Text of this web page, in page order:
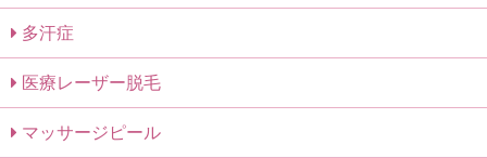
多汗症
医療レーザー脱毛
マッサージピール